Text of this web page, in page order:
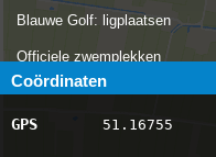
Blauwe Golf: ligplaatsen
Officiele zwemplekken
Stremmingen/hinder
AIS scheepsposities
Coördinaten
GPS 51.16755